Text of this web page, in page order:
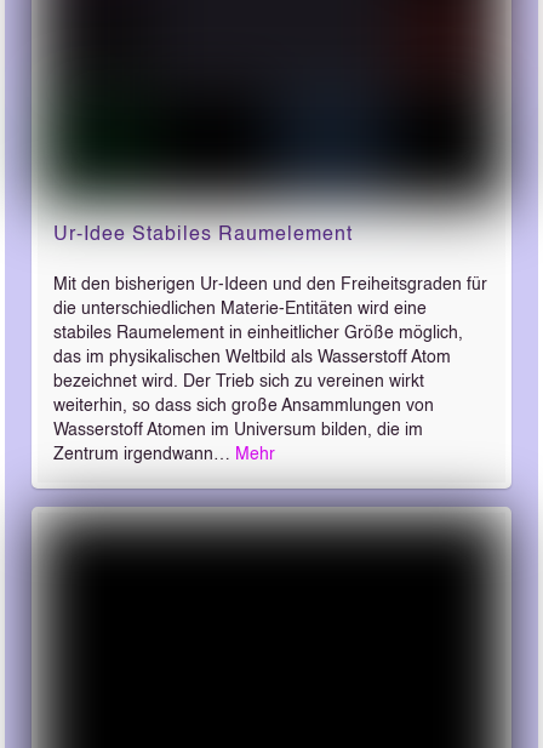
Ur-Idee Stabiles Raumelement
Mit den bisherigen Ur-Ideen und den Freiheitsgraden für
die unterschiedlichen Materie-Entitäten wird eine
stabiles Raumelement in einheitlicher Größe möglich,
das im physikalischen Weltbild als Wasserstoff Atom
bezeichnet wird. Der Trieb sich zu vereinen wirkt
weiterhin, so dass sich große Ansammlungen von
Wasserstoff Atomen im Universum bilden, die im
Zentrum irgendwann… Mehr